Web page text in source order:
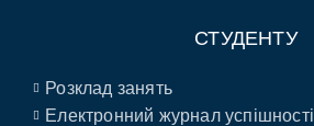
СТУДЕНТУ
Розклад занять
Електронний журнал успішності